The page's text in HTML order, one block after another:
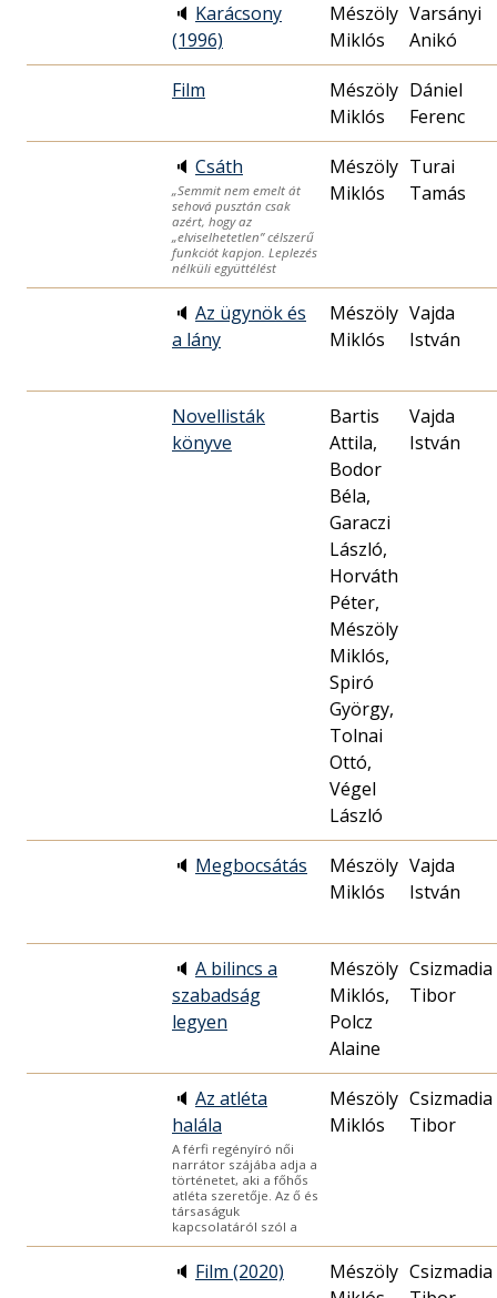
🔈 Karácsony
(1996)
Mészöly
Miklós
Varsányi
Anikó
Film
Mészöly
Miklós
Dániel
Ferenc
🔈 Csáth
„Semmit nem emelt át
sehová pusztán csak
azért, hogy az
„elviselhetetlen” célszerű
funkciót kapjon. Leplezés
nélküli együttélést
Mészöly
Miklós
Turai
Tamás
🔈 Az ügynök és
a lány
Mészöly
Miklós
Vajda
István
Novellisták
könyve
Bartis
Attila,
Bodor
Béla,
Garaczi
László,
Horváth
Péter,
Mészöly
Miklós,
Spiró
György,
Tolnai
Ottó,
Végel
László
Vajda
István
🔈 Megbocsátás
Mészöly
Miklós
Vajda
István
🔈 A bilincs a
szabadság
legyen
Mészöly
Miklós,
Polcz
Alaine
Csizmadia
Tibor
🔈 Az atléta
halála
A férfi regényíró női
narrátor szájába adja a
történetet, aki a főhős
atléta szeretője. Az ő és
társaságuk
kapcsolatáról szól a
Mészöly
Miklós
Csizmadia
Tibor
🔈 Film (2020)
Mészöly Csizmadia